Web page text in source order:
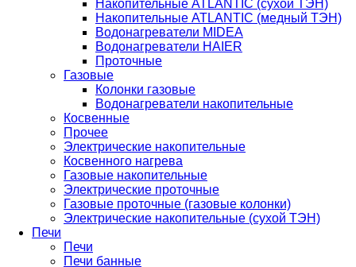
Накопительные ATLANTIC (сухой ТЭН)
Накопительные ATLANTIC (медный ТЭН)
Водонагреватели MIDEA
Водонагреватели HAIER
Проточные
Газовые
Колонки газовые
Водонагреватели накопительные
Косвенные
Прочее
Электрические накопительные
Косвенного нагрева
Газовые накопительные
Электрические проточные
Газовые проточные (газовые колонки)
Электрические накопительные (сухой ТЭН)
Печи
Печи
Печи банные